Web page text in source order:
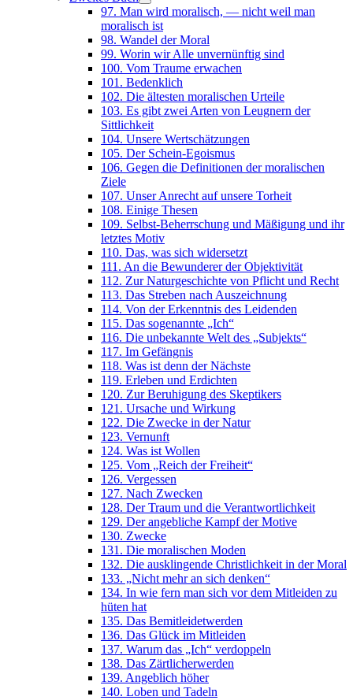
97. Man wird moralisch, — nicht weil man
moralisch ist
98. Wandel der Moral
99. Worin wir Alle unvernünftig sind
100. Vom Traume erwachen
101. Bedenklich
102. Die ältesten moralischen Urteile
103. Es gibt zwei Arten von Leugnern der
Sittlichkeit
104. Unsere Wertschätzungen
105. Der Schein-Egoismus
106. Gegen die Definitionen der moralischen
Ziele
107. Unser Anrecht auf unsere Torheit
108. Einige Thesen
109. Selbst-Beherrschung und Mäßigung und ihr
letztes Motiv
110. Das, was sich widersetzt
111. An die Bewunderer der Objektivität
112. Zur Naturgeschichte von Pflicht und Recht
113. Das Streben nach Auszeichnung
114. Von der Erkenntnis des Leidenden
115. Das sogenannte „Ich“
116. Die unbekannte Welt des „Subjekts“
117. Im Gefängnis
118. Was ist denn der Nächste
119. Erleben und Erdichten
120. Zur Beruhigung des Skeptikers
121. Ursache und Wirkung
122. Die Zwecke in der Natur
123. Vernunft
124. Was ist Wollen
125. Vom „Reich der Freiheit“
126. Vergessen
127. Nach Zwecken
128. Der Traum und die Verantwortlichkeit
129. Der angebliche Kampf der Motive
130. Zwecke
131. Die moralischen Moden
132. Die ausklingende Christlichkeit in der Moral
133. „Nicht mehr an sich denken“
134. In wie fern man sich vor dem Mitleiden zu
hüten hat
135. Das Bemitleidetwerden
136. Das Glück im Mitleiden
137. Warum das „Ich“ verdoppeln
138. Das Zärtlicherwerden
139. Angeblich höher
140. Loben und Tadeln